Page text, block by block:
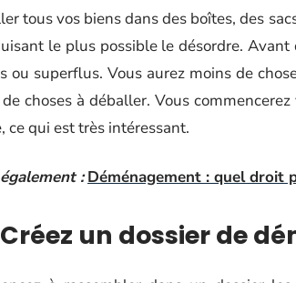
tous vos biens dans des boîtes, des
le plus possible le désordre.
ou superflus. Vous aurez moins de
choses à déballer. Vous
ce qui est très intéressant.
: Déménagement : quel droit
un dossier de